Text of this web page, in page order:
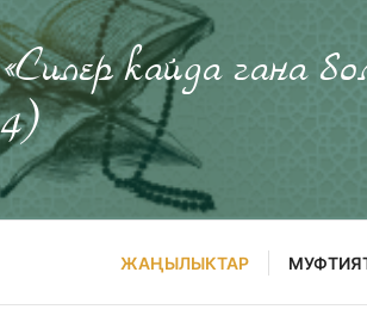
«Силер кайда гана
4)
ЖАҢЫЛЫКТАР